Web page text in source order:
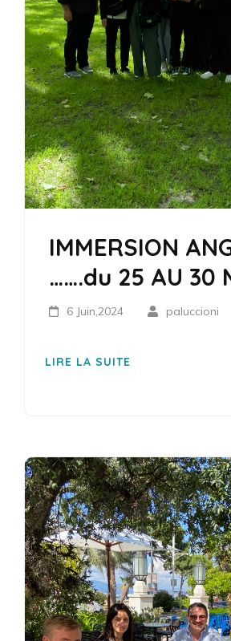
IMMERSION
…….du 25 AU 30
6 Juin,2024 paluccioni
LIRE LA SUITE